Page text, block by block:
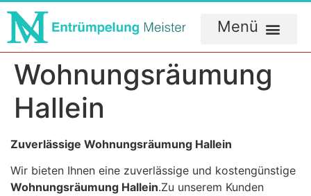
Wohnungsräumung
Hallein
Zuverlässige Wohnungsräumung Hallein
Wir bieten Ihnen eine zuverlässige und kostengünstige
Wohnungsräumung Hallein.Zu unserem Kunden